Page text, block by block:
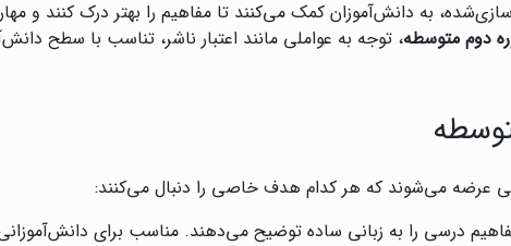
به دانش‌آموزان کمک می‌کنند تا مفاهیم را بهتر درک کنند و
دوم متوسطه، توجه به عواملی مانند اعتبار ناشر، تناسب با سطح
عرضه می‌شوند که هر کدام هدف خاصی را دنبال می‌کنند:
درسی را به زبانی ساده توضیح می‌دهند. مناسب برای دانش‌آموزانی